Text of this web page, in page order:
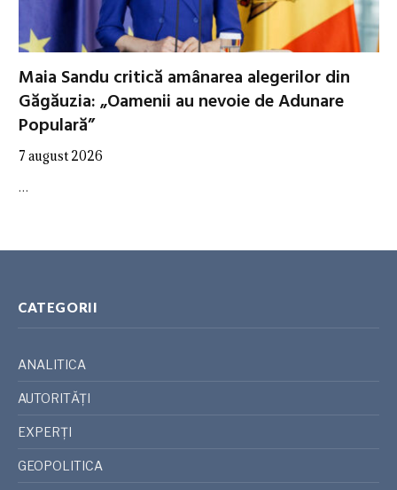
Maia Sandu critică amânarea alegerilor din
Găgăuzia: „Oamenii au nevoie de Adunare
Populară”
7 august 2026
…
CATEGORII
ANALITICA
AUTORITĂȚI
EXPERȚI
GEOPOLITICA